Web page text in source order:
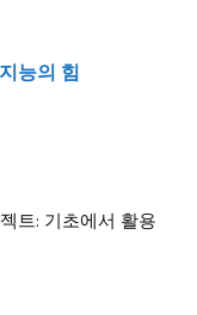
능의 힘
트: 기초에서 활용